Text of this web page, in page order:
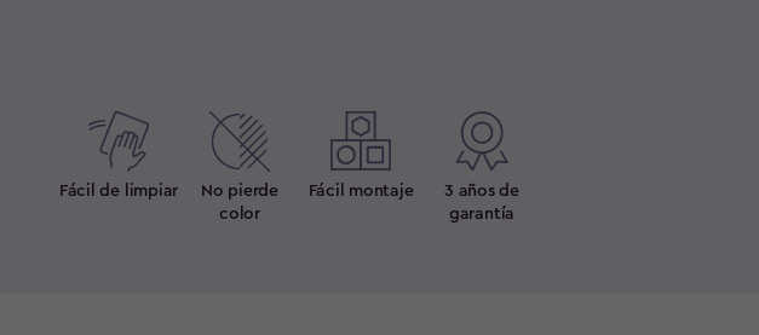
Fácil de limpiar
No pierde
color
Fácil montaje
3 años de
garantía